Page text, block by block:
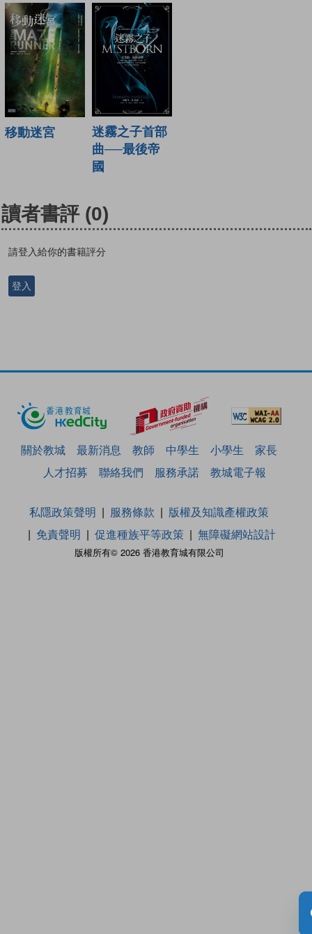
移動迷宮
迷霧之子首部
曲──最後帝
國
讀者書評 (0)
請登入給你的書籍評分
登入
關於教城 最新消息 教師 中學生 小學生
家長
人才招募
聯絡我們 服務承諾 教城電子報
版權所有© 2026 香港教育城有限公司
私隱政策聲明 服務條款
版權及知識產權政策
免責聲明
促進種族平等政策 無障礙網站設計